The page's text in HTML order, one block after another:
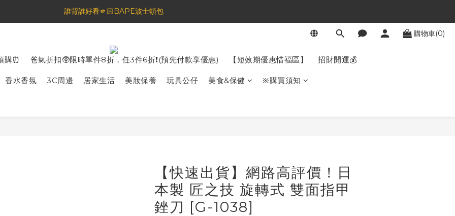
🦟蚊蟲都逃不過！可折疊伸縮電拍⚡️
誰背誰好看🫵🏻BAPE波士頓包
🦟蚊蟲都逃不過！可折疊伸縮電拍⚡️
購物車(0)
購⏰ 爸氣折扣🥸限時單件8折，任3件6折❗️(預先付款享優惠) 【短效期優惠惜福區】 招財開運💰
香水香氛 3C周邊 居家生活 美妝保養 玩具公仔 美食&保健 ※購買須知
【快速出貨】網路高評價！日
本製 匠之技 旋轉式 雙面指甲
銼刀 [G-1038]